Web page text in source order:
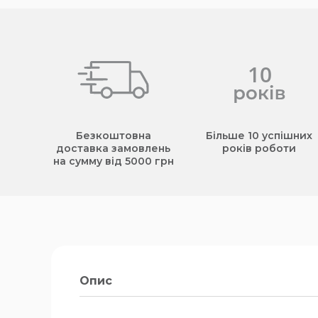
Безкоштовна
доставка замовлень
на сумму від 5000 грн
Більше 10 успішних
років роботи
Опис